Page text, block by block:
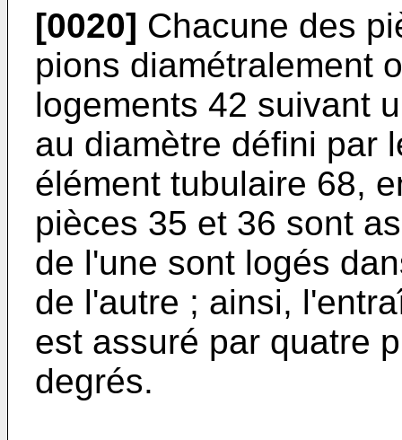
[0020] Chacune des
pions diamétralement
logements 42 suivant
au diamètre défini par
élément tubulaire 68,
pièces 35 et 36 sont
de l'une sont logés
de l'autre ; ainsi,
est assuré par quatre
degrés.